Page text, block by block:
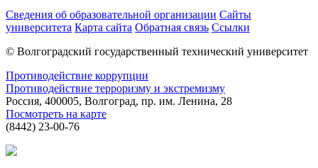
Сведения об образовательной организации Сайты
университета Карта сайта Обратная связь Ссылки
© Волгоградский государственный технический университет
Противодействие коррупции
Противодействие терроризму и экстремизму
Россия, 400005, Волгоград, пр. им. Ленина, 28
Посмотреть на карте
(8442) 23-00-76